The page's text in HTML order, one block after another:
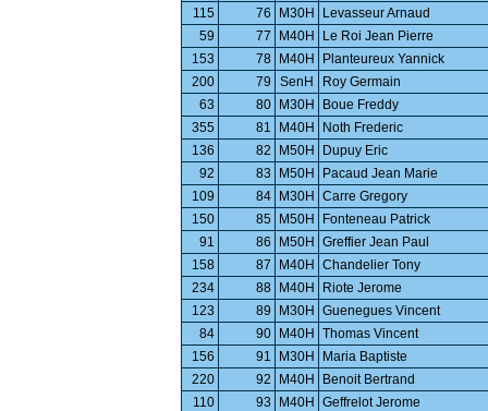
115
76 M30H
Levasseur Arnaud
59
77 M40H
Le Roi Jean Pierre
153
78 M40H
Planteureux Yannick
200
79 SenH
Roy Germain
63
80 M30H
Boue Freddy
355
81 M40H
Noth Frederic
136
82 M50H
Dupuy Eric
92
83 M50H
Pacaud Jean Marie
109
84 M30H
Carre Gregory
150
85 M50H
Fonteneau Patrick
91
86 M50H
Greffier Jean Paul
158
87 M40H
Chandelier Tony
234
88 M40H
Riote Jerome
123
89 M30H
Guenegues Vincent
84
90 M40H
Thomas Vincent
156
91 M30H
Maria Baptiste
220
92 M40H
Benoit Bertrand
110
93 M40H
Geffrelot Jerome